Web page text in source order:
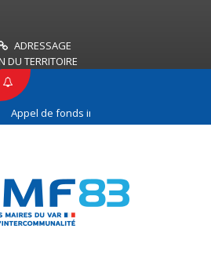
ADRESSAGE
DU TERRITOIRE
de fonds incendies de forêt